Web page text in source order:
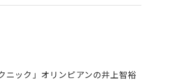
ニック」オリンピアンの井上智裕